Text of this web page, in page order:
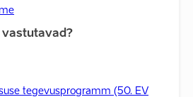
vastutavad?
tegevusprogramm (50. EV